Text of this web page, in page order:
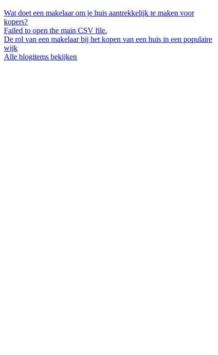
Wat doet een makelaar om je huis aantrekkelijk te maken voor
kopers?
Failed to open the main CSV file.
De rol van een makelaar bij het kopen van een huis in een populaire
wijk
Alle blogitems bekijken